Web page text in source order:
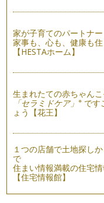
子どものケンカ、ど
子どもどうしのケン
す。割って入って仲裁
ママ友とのコミュニケ
子どもが生まれると
す。公園で、児童館で
子どもを褒めるよりも
「子どもを褒めるコツ
と2回続けて褒めること
引き続き「子どもを褒
は、褒める時にはココ
育児書を見ても、保育
家が子育てのパートナー
家事も、心も、健康も
【HESTAホーム】
生まれたての赤ちゃん
「セラミドケア」※ です
ょう【花王】
１つの店舗で土地探し
で
住まい情報満載の住宅
【住宅情報館】